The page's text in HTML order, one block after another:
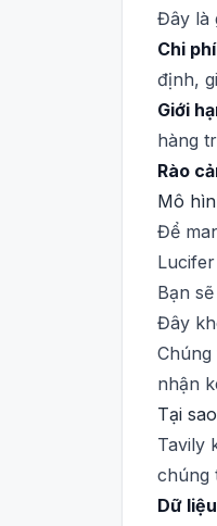
Đây là
Chi
định,
Giới
hàng
Rào
Mô
Để
Bạn
Đây
nhận
Tại
Tavily
chúng
Dữ